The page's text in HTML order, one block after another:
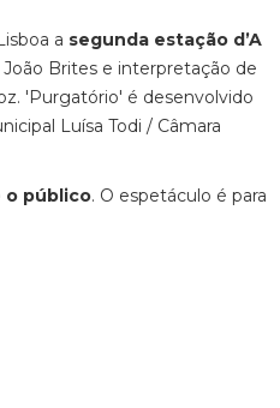
a segunda estação d’A
Brites e interpretação de
'Purgatório' é desenvolvido
Luísa Todi / Câmara
o público. O espetáculo é para